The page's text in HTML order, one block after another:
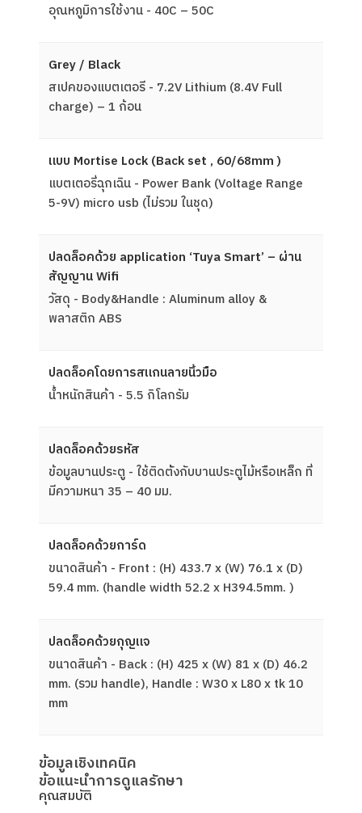
อุณหภูมิการใช้งาน - 40C – 50C
Grey / Black
สเปคของแบตเตอรี - 7.2V Lithium (8.4V Full
charge) – 1 ก้อน
แบบ Mortise Lock (Back set , 60/68mm )
แบตเตอรี่ฉุกเฉิน - Power Bank (Voltage Range
5-9V) micro usb (ไม่รวม ในชุด)
ปลดล็อคด้วย application ‘Tuya Smart’ – ผ่าน
สัญญาน Wifi
วัสดุ - Body&Handle : Aluminum alloy &
พลาสติก ABS
ปลดล็อคโดยการสแกนลายนิ้วมือ
น้ำหนักสินค้า - 5.5 กิโลกรัม
ปลดล็อคด้วยรหัส
ข้อมูลบานประตู - ใช้ติดต้ังกับบานประตูไม้หรือเหล็ก ที่
มีความหนา 35 – 40 มม.
ปลดล็อคด้วยการ์ด
ขนาดสินค้า - Front : (H) 433.7 x (W) 76.1 x (D)
59.4 mm. (handle width 52.2 x H394.5mm. )
ปลดล็อคด้วยกุญแจ
ขนาดสินค้า - Back : (H) 425 x (W) 81 x (D) 46.2
mm. (รวม handle), Handle : W30 x L80 x tk 10
mm
ข้อมูลเชิงเทคนิค
ข้อแนะนำการดูแลรักษา
คุณสมบัติ